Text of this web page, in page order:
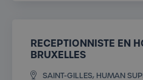
RECEPTIONNISTE EN
BRUXELLES
SAINT-GILLES, HUMAN